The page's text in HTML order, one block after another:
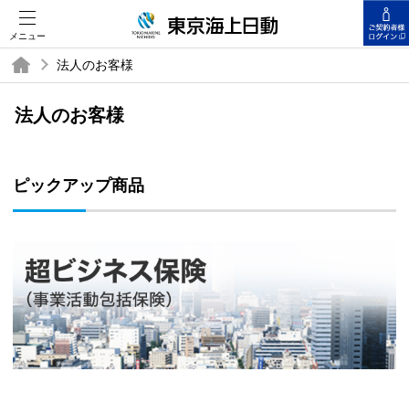
メニュー
法人のお客様
法人のお客様
ピックアップ商品